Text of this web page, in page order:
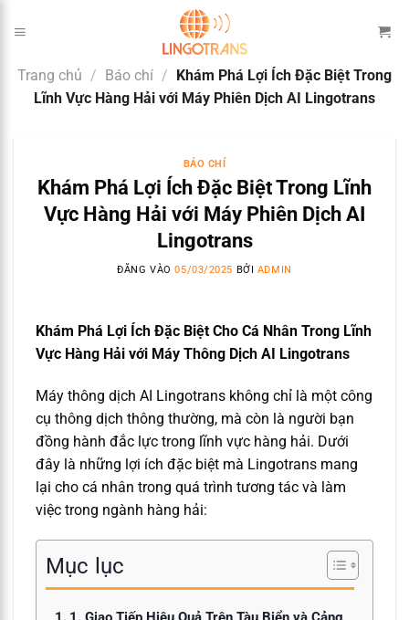
qua
dungTrang chủ / Báo chí / Khám Phá Lợi Ích Đặc Biệt Trong
Lĩnh Vực Hàng Hải với Máy Phiên Dịch AI Lingotrans
BÁO CHÍ
Khám Phá Lợi Ích Đặc Biệt Trong Lĩnh
Vực Hàng Hải với Máy Phiên Dịch AI
Lingotrans
ĐĂNG VÀO05/03/2025 BỞI ADMIN
Khám Phá Lợi Ích Đặc Biệt Cho Cá Nhân Trong Lĩnh
Vực Hàng Hải với Máy Thông Dịch AI Lingotrans
Máy thông dịch AI Lingotrans không chỉ là một công
cụ thông dịch thông thường, mà còn là người bạn
đồng hành đắc lực trong lĩnh vực hàng hải. Dưới
đây là những lợi ích đặc biệt mà Lingotrans mang
lại cho cá nhân trong quá trình tương tác và làm
việc trong ngành hàng hải:
Mục lục